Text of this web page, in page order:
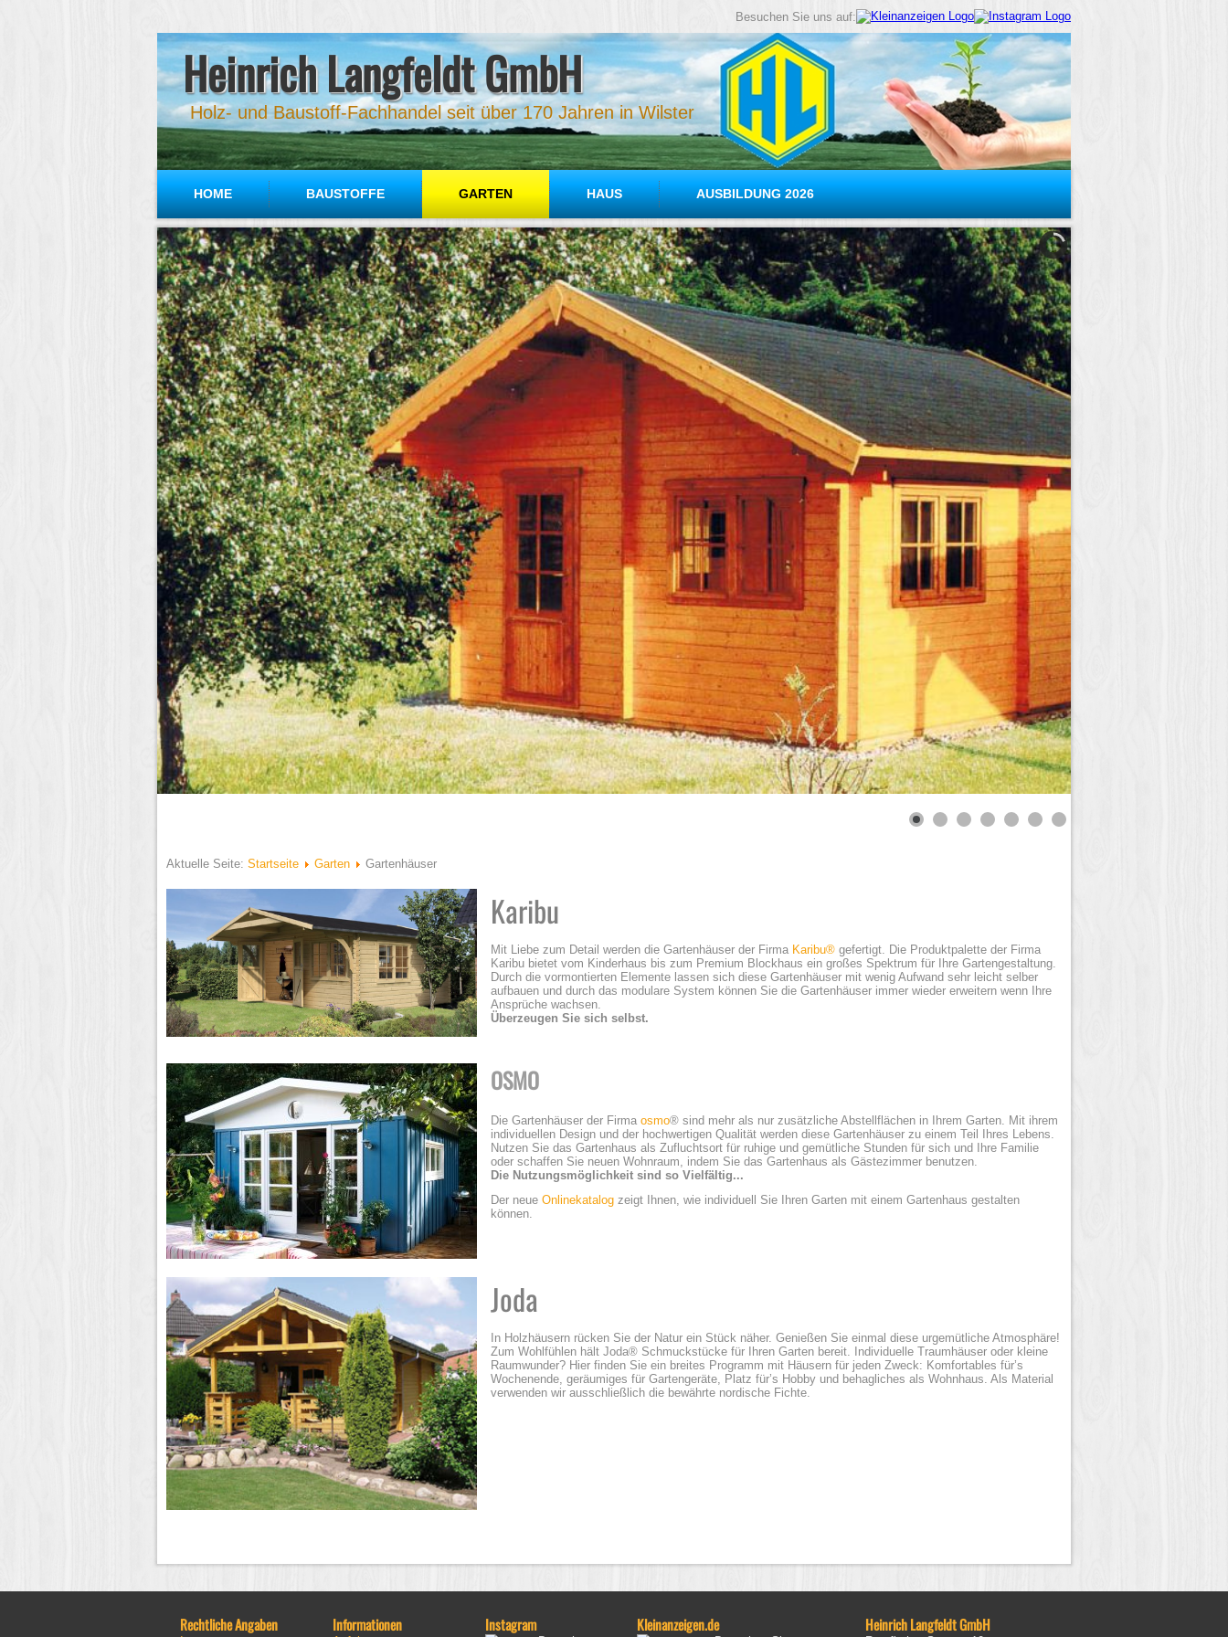
Besuchen Sie uns auf:
Heinrich Langfeldt GmbH
Holz- und Baustoff-Fachhandel seit über 170 Jahren in Wilster
HOME BAUSTOFFE GARTEN HAUS AUSBILDUNG 2026
Aktuelle Seite: Startseite Garten Gartenhäuser
Karibu
Mit Liebe zum Detail werden die Gartenhäuser der Firma Karibu® gefertigt. Die Produktpalette der Firma
Karibu bietet vom Kinderhaus bis zum Premium Blockhaus ein großes Spektrum für Ihre Gartengestaltung.
Durch die vormontierten Elemente lassen sich diese Gartenhäuser mit wenig Aufwand sehr leicht selber
aufbauen und durch das modulare System können Sie die Gartenhäuser immer wieder erweitern wenn Ihre
Ansprüche wachsen.
Überzeugen Sie sich selbst.
OSMO
Die Gartenhäuser der Firma osmo® sind mehr als nur zusätzliche Abstellflächen in Ihrem Garten. Mit ihrem
individuellen Design und der hochwertigen Qualität werden diese Gartenhäuser zu einem Teil Ihres Lebens.
Nutzen Sie das Gartenhaus als Zufluchtsort für ruhige und gemütliche Stunden für sich und Ihre Familie
oder schaffen Sie neuen Wohnraum, indem Sie das Gartenhaus als Gästezimmer benutzen.
Die Nutzungsmöglichkeit sind so Vielfältig...
Der neue Onlinekatalog zeigt Ihnen, wie individuell Sie Ihren Garten mit einem Gartenhaus gestalten
können.
Joda
In Holzhäusern rücken Sie der Natur ein Stück näher. Genießen Sie einmal diese urgemütliche Atmosphäre!
Zum Wohlfühlen hält Joda® Schmuckstücke für Ihren Garten bereit. Individuelle Traumhäuser oder kleine
Raumwunder? Hier finden Sie ein breites Programm mit Häusern für jeden Zweck: Komfortables für’s
Wochenende, geräumiges für Gartengeräte, Platz für’s Hobby und behagliches als Wohnhaus. Als Material
verwenden wir ausschließlich die bewährte nordische Fichte.
Rechtliche Angaben Informationen Instagram Kleinanzeigen.de Heinrich Langfeldt GmbH